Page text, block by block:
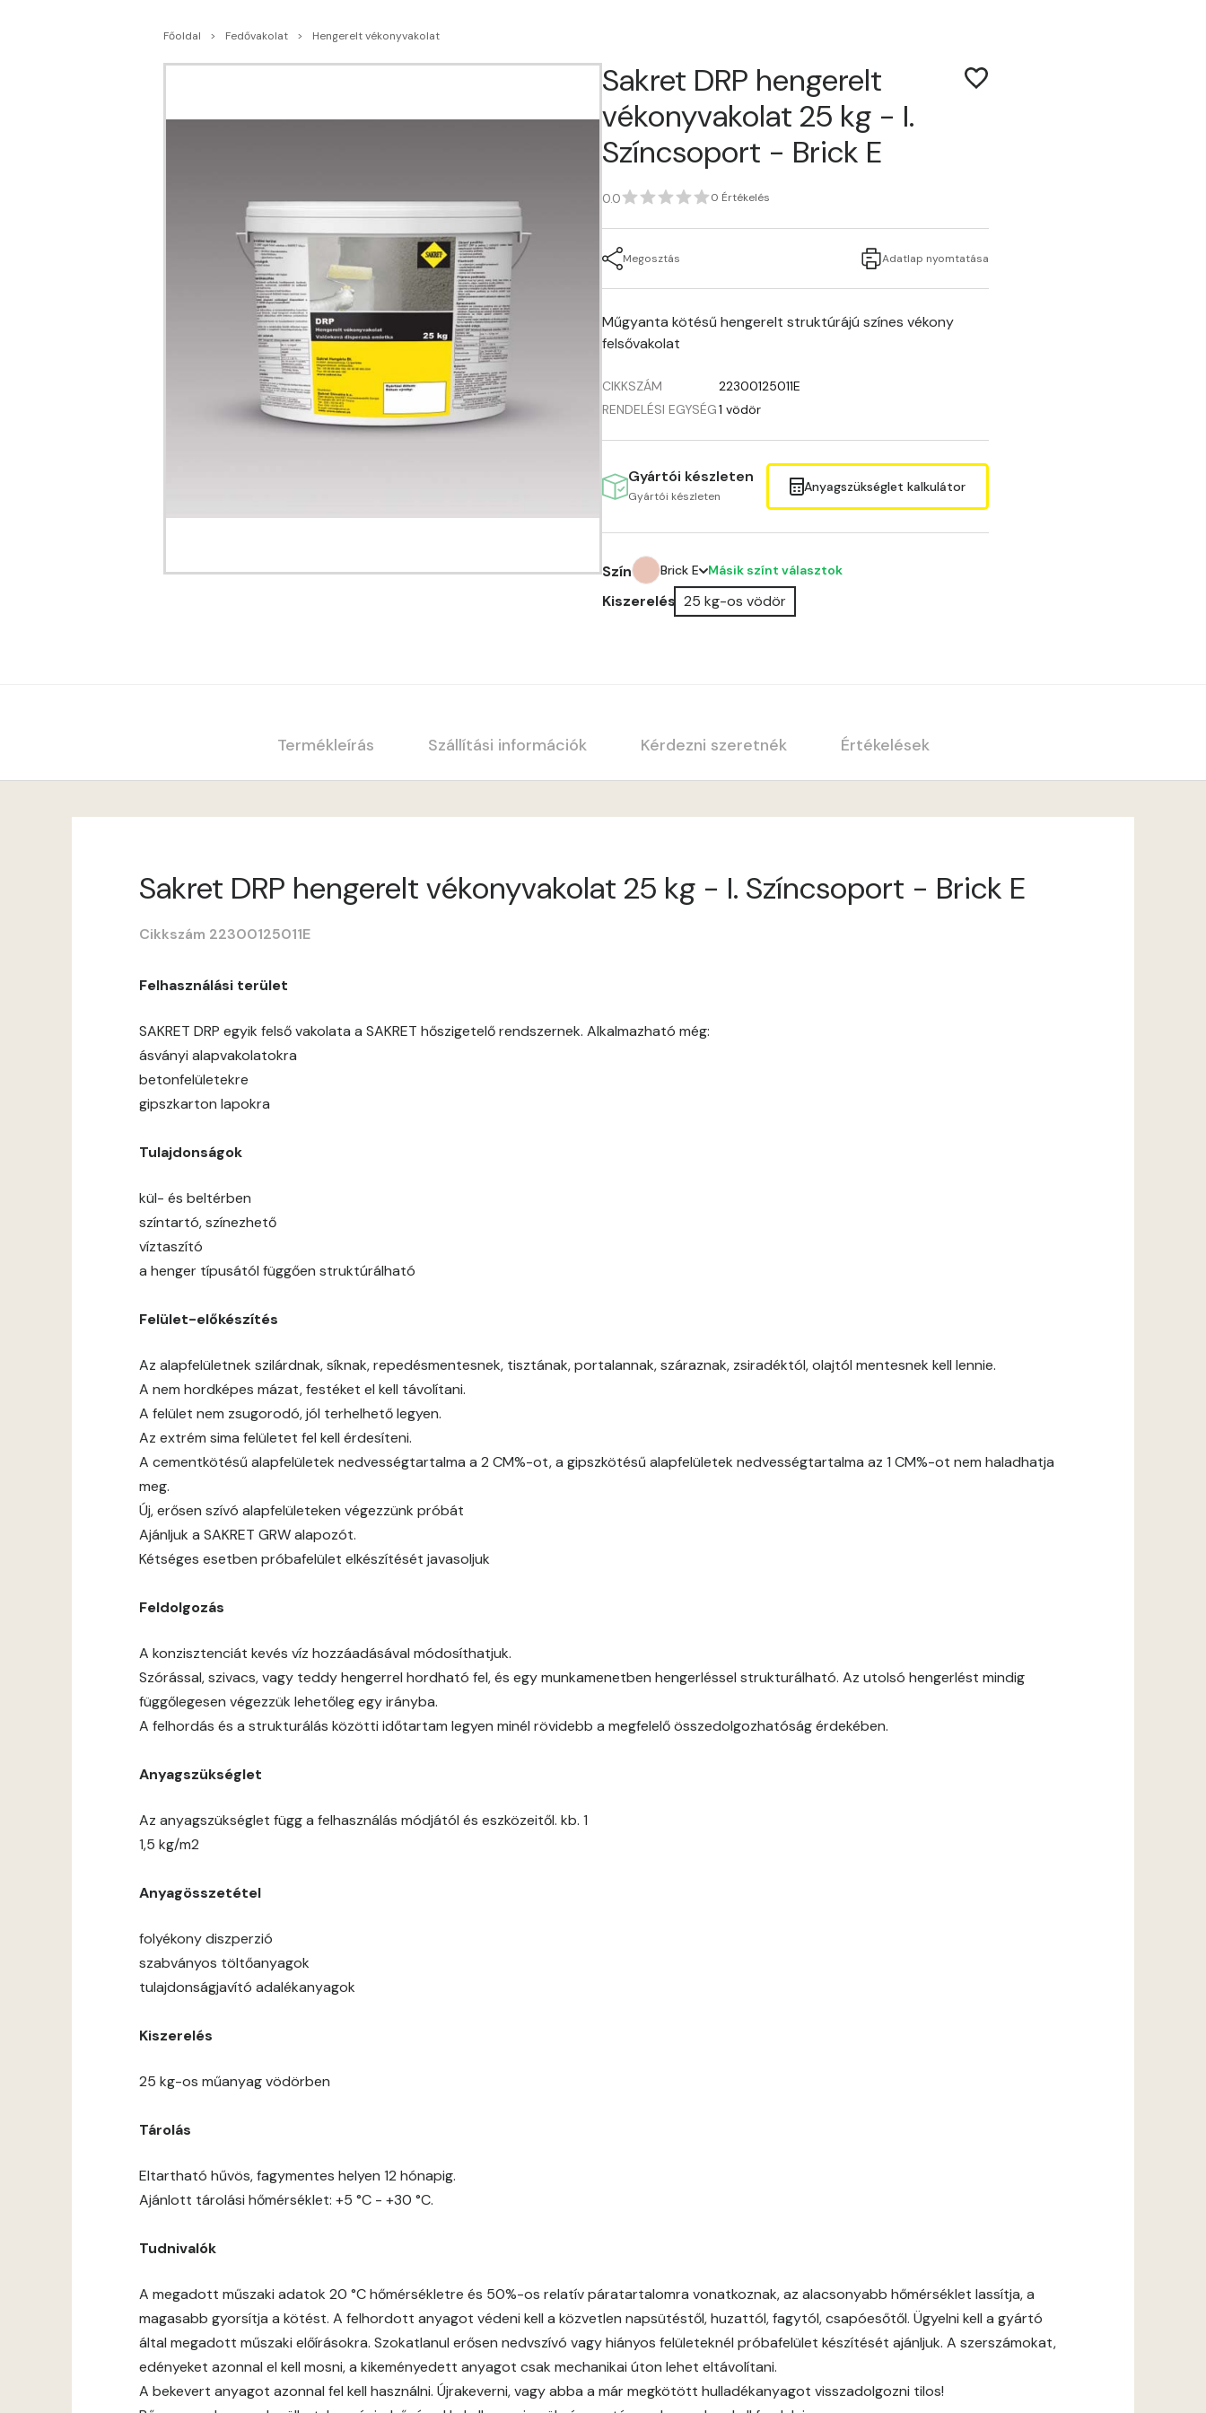
Főoldal Fedővakolat Hengerelt vékonyvakolat
Sakret DRP hengerelt
vékonyvakolat 25 kg - I.
Színcsoport - Brick E
0.0 0 Értékelés
Megosztás Adatlap nyomtatása
Műgyanta kötésű hengerelt struktúrájú színes vékony
felsővakolat
CIKKSZÁM
22300125011E
RENDELÉSI EGYSÉG1 vödör
Gyártói készleten
Gyártói készleten
Anyagszükséglet kalkulátor
Szín
Brick E
Amber E
Antimony E
Arsenic D
Ash E
Cobalt E
Cognac E
Heide D
Heide E
Másik színt választok
Kiszerelés 25 kg-os vödör
Termékleírás Szállítási információk Kérdezni szeretnék Értékelések
Sakret DRP hengerelt vékonyvakolat 25 kg - I. Színcsoport - Brick E
Cikkszám 22300125011E
Felhasználási terület
SAKRET DRP egyik felső vakolata a SAKRET hőszigetelő rendszernek. Alkalmazható még:
ásványi alapvakolatokra
betonfelületekre
gipszkarton lapokra
Tulajdonságok
kül- és beltérben
színtartó, színezhető
víztaszító
a henger típusától függően struktúrálható
Felület-előkészítés
Az alapfelületnek szilárdnak, síknak, repedésmentesnek, tisztának, portalannak, száraznak, zsiradéktól, olajtól mentesnek kell lennie.
A nem hordképes mázat, festéket el kell távolítani.
A felület nem zsugorodó, jól terhelhető legyen.
Az extrém sima felületet fel kell érdesíteni.
A cementkötésű alapfelületek nedvességtartalma a 2 CM%-ot, a gipszkötésű alapfelületek nedvességtartalma az 1 CM%-ot nem haladhatja
meg.
Új, erősen szívó alapfelületeken végezzünk próbát
Ajánljuk a SAKRET GRW alapozót.
Kétséges esetben próbafelület elkészítését javasoljuk
Feldolgozás
A konzisztenciát kevés víz hozzáadásával módosíthatjuk.
Szórással, szivacs, vagy teddy hengerrel hordható fel, és egy munkamenetben hengerléssel strukturálható. Az utolsó hengerlést mindig
függőlegesen végezzük lehetőleg egy irányba.
A felhordás és a strukturálás közötti időtartam legyen minél rövidebb a megfelelő összedolgozhatóság érdekében.
Anyagszükséglet
Az anyagszükséglet függ a felhasználás módjától és eszközeitől. kb. 1
1,5 kg/m2
Anyagösszetétel
folyékony diszperzió
szabványos töltőanyagok
tulajdonságjavító adalékanyagok
Kiszerelés
25 kg-os műanyag vödörben
Tárolás
Eltartható hűvös, fagymentes helyen 12 hónapig.
Ajánlott tárolási hőmérséklet: +5 °C - +30 °C.
Tudnivalók
A megadott műszaki adatok 20 °C hőmérsékletre és 50%-os relatív páratartalomra vonatkoznak, az alacsonyabb hőmérséklet lassítja, a
magasabb gyorsítja a kötést. A felhordott anyagot védeni kell a közvetlen napsütéstől, huzattól, fagytól, csapóesőtől. Ügyelni kell a gyártó
által megadott műszaki előírásokra. Szokatlanul erősen nedvszívó vagy hiányos felületeknél próbafelület készítését ajánljuk. A szerszámokat,
edényeket azonnal el kell mosni, a kikeményedett anyagot csak mechanikai úton lehet eltávolítani.
A bekevert anyagot azonnal fel kell használni. Újrakeverni, vagy abba a már megkötött hulladékanyagot visszadolgozni tilos!